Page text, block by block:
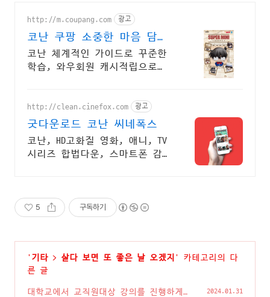
http://m.coupang.com 광고
코난 쿠팡 소중한 마음 담은
특별 선물
코난 체계적인 가이드로 꾸준한
학습, 와우회원 캐시적립으로
http://clean.cinefox.com 광고
굿다운로드 코난 씨네폭스
코난, HD고화질 영화, 애니, TV
시리즈 합법다운, 스마트폰 감
5 구독하기
' 기타 > 살다 보면 또 좋은 날 오겠지 ' 카테고리의 다
른 글
대학교에서 교직원대상 강의를 진행하게
2024.01.31